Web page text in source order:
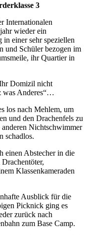
3
Internationalen
wieder ein
einer sehr speziellen
und Schüler bezogen im
ihr Quartier in
Domizil nicht
was Anderes“…
los nach Mehlem, um
und den Drachenfels zu
Nichtschwimmer
schadlos.
einen Abstecher in die
Klassenkameraden
Ausblick für die
Picknick ging es
zurück nach
zum Base Camp.